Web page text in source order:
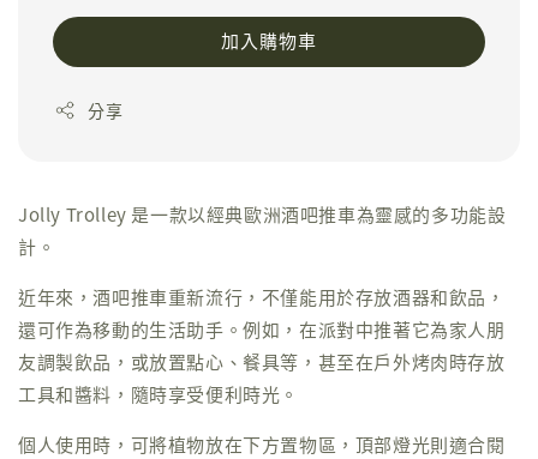
加入購物車
分享
Jolly Trolley 是一款以經典歐洲酒吧推車為靈感的多功能設
計。
近年來，酒吧推車重新流行，不僅能用於存放酒器和飲品，
還可作為移動的生活助手。例如，在派對中推著它為家人朋
友調製飲品，或放置點心、餐具等，甚至在戶外烤肉時存放
工具和醬料，隨時享受便利時光。
個人使用時，可將植物放在下方置物區，頂部燈光則適合閱